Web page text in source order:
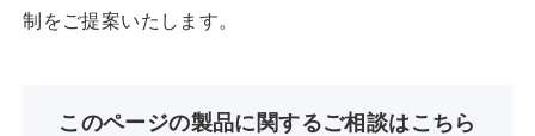
制をご提案いたします。
このページの製品に関するご相談はこちら